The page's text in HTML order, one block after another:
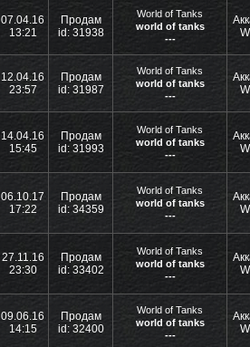
07.04.16
13:21
Продам
id: 31938
World of Tanks
world of tanks
---
12.04.16
23:57
Продам
id: 31987
World of Tanks
world of tanks
---
14.04.16
15:45
Продам
id: 31993
World of Tanks
world of tanks
---
06.10.17
17:22
Продам
id: 34359
World of Tanks
world of tanks
---
27.11.16
23:30
Продам
id: 33402
World of Tanks
world of tanks
---
09.06.16
14:15
Продам
id: 32400
World of Tanks
world of tanks
---